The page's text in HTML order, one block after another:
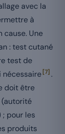
avec la
à
cause. Une
: test cutané
test de
nécessaire[7] .
doit être
; pour les
produits